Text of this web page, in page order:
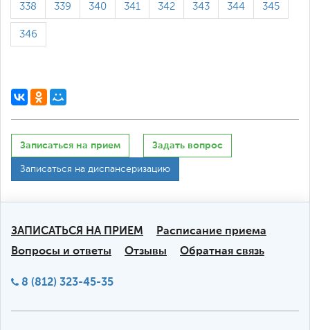
338 339 340 341 342 343 344 345
346
Записаться на прием Задать вопрос
Записаться на диспансеризацию
ЗАПИСАТЬСЯ НА ПРИЕМ
Расписание приема
Вопросы и ответы
Отзывы Обратная связь
8 (812) 323-45-35